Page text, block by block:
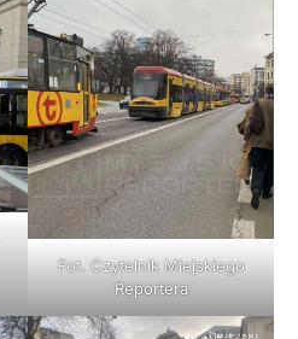
Fot. Czytelnik Miejskiego
Reportera